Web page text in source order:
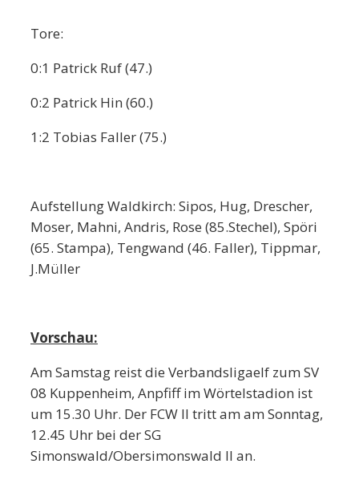
Tore:
0:1 Patrick Ruf (47.)
0:2 Patrick Hin (60.)
1:2 Tobias Faller (75.)
Aufstellung Waldkirch: Sipos, Hug, Drescher,
Moser, Mahni, Andris, Rose (85.Stechel), Spöri
(65. Stampa), Tengwand (46. Faller), Tippmar,
J.Müller
Vorschau:
Am Samstag reist die Verbandsligaelf zum SV
08 Kuppenheim, Anpfiff im Wörtelstadion ist
um 15.30 Uhr. Der FCW II tritt am am Sonntag,
12.45 Uhr bei der SG
Simonswald/Obersimonswald II an.